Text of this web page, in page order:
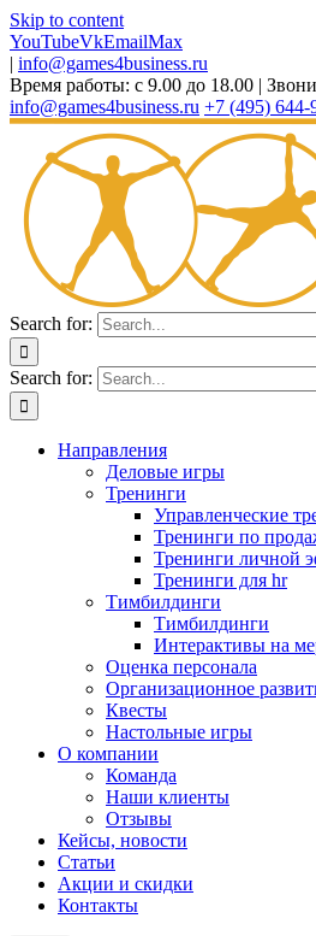
Skip to content
YouTubeVkEmailMax
| info@games4business.ru
Время работы: с 9.00 до 18.00 |
info@games4business.ru +7 (495) 644-
Search for:
Search for:
Направления
Деловые игры
Тренинги
Управленческие
Тренинги по
Тренинги личной
Тренинги для hr
Тимбилдинги
Тимбилдинги
Интерактивы на
Оценка персонала
Организационное
Квесты
Настольные игры
О компании
Команда
Наши клиенты
Отзывы
Кейсы, новости
Статьи
Акции и скидки
Контакты